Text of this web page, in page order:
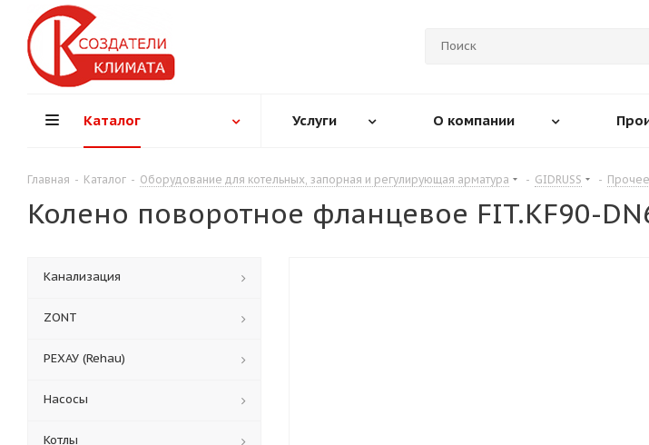
Каталог Услуги О компании
Главная - Каталог - Оборудование для котельных, запорная и регулирующая арматура - GIDRUSS - Прочее
Колено поворотное фланцевое FIT.KF90-
Канализация
ZONT
РЕХАУ (Rehau)
Насосы
Котлы